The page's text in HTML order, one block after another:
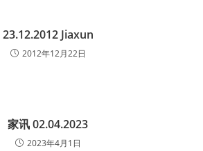
23.12.2012 Jiaxun
2012年12月22日
家讯 02.04.2023
2023年4月1日